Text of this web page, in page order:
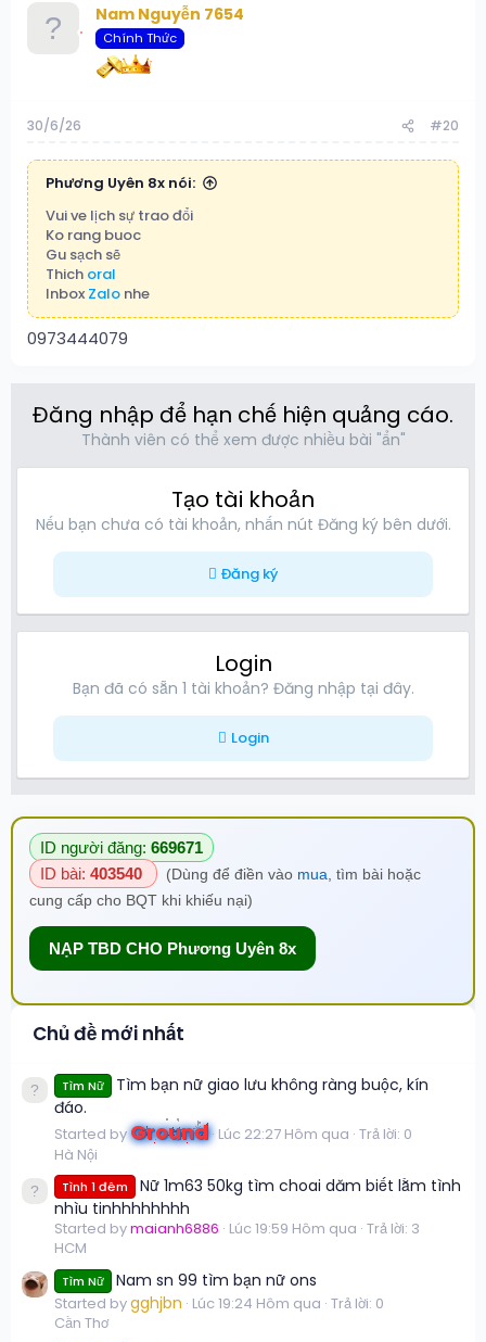
Nam Nguyễn 7654
Chính Thức
30/6/26 #20
Phương Uyên 8x nói:
Vui ve lịch sự trao đổi
Ko rang buoc
Gu sạch sẽ
Thich oral
Inbox Zalo nhe
0973444079
Đăng nhập để hạn chế hiện quảng cáo.
Thành viên có thể xem được nhiều bài "ẩn"
Tạo tài khoản
Nếu bạn chưa có tài khoản, nhấn nút Đăng ký bên dưới.
Đăng ký
Login
Bạn đã có sẵn 1 tài khoản? Đăng nhập tại đây.
Login
ID người đăng: 669671
ID bài: 403540 (Dùng để điền vào mua , tìm bài hoặc
cung cấp cho BQT khi khiếu nại)
NẠP TBD CHO Phương Uyên 8x
Chủ đề mới nhất
Tìm Nữ
Tìm bạn nữ giao lưu không ràng buộc, kín
đáo.
Started byGround Lúc 22:27 Hôm qua Trả lời: 0
Hà Nội
Tình 1 đêm
Nữ 1m63 50kg tìm choai dăm biết lằm tình
nhìu tinhhhhhhhh
Started bymaianh6886 Lúc 19:59 Hôm qua Trả lời: 3
HCM
Tìm Nữ Nam sn 99 tìm bạn nữ ons
Started bygghjbn Lúc 19:24 Hôm qua Trả lời: 0
Cần Thơ